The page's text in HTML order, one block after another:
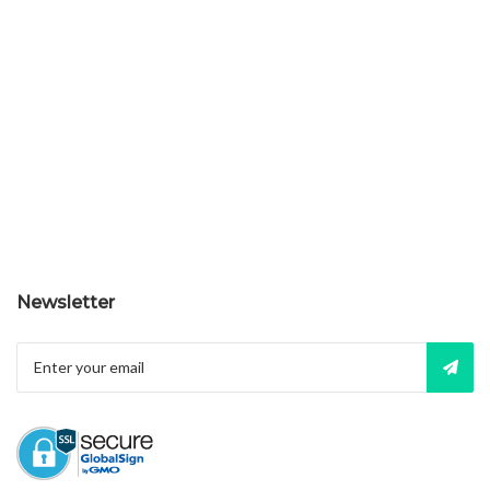
Newsletter